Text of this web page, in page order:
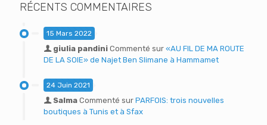
RÉCENTS COMMENTAIRES
15 Mars 2022
giulia pandini Commenté sur «AU FIL DE MA ROUTE
DE LA SOIE» de Najet Ben Slimane à Hammamet
24 Juin 2021
Salma Commenté sur PARFOIS: trois nouvelles
boutiques à Tunis et à Sfax